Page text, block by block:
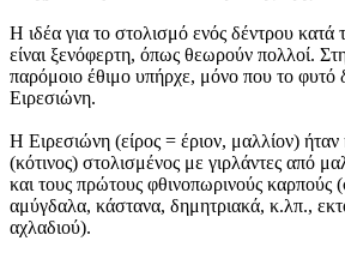
Η ιδέα για το στολισμό ενός δέντρου κατά
είναι ξενόφερτη, όπως θεωρούν πολλοί.
παρόμοιο έθιμο υπήρχε, μόνο που το φυτό
Ειρεσιώνη.
Η Ειρεσιώνη (είρος = έριον, μαλλίον) ήταν
(κότινος) στολισμένος με γιρλάντες από
και τους πρώτους φθινοπωρινούς καρπούς
αμύγδαλα, κάστανα, δημητριακά, κ.λπ.,
αχλαδιού).